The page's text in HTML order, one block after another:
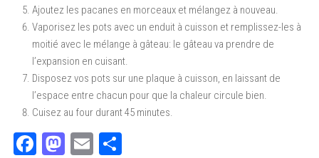
Ajoutez les pacanes en morceaux et mélangez à nouveau.
Vaporisez les pots avec un enduit à cuisson et remplissez-les à
moitié avec le mélange à gâteau: le gâteau va prendre de
l’expansion en cuisant.
Disposez vos pots sur une plaque à cuisson, en laissant de
l’espace entre chacun pour que la chaleur circule bien.
Cuisez au four durant 45 minutes.
Facebook
Mastodon
Email